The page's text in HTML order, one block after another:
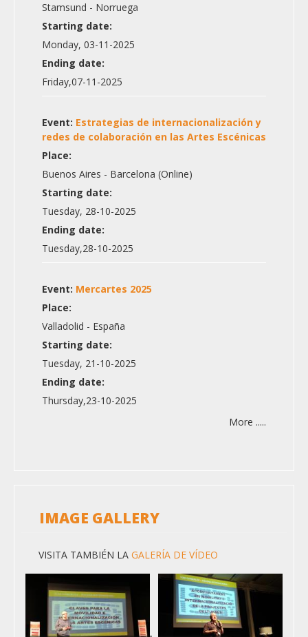
Stamsund - Norruega
Starting date:
Monday, 03-11-2025
Ending date:
Friday,07-11-2025
Event: Estrategias de internacionalización y
redes de colaboración en las Artes Escénicas
Place:
Buenos Aires - Barcelona (Online)
Starting date:
Tuesday, 28-10-2025
Ending date:
Tuesday,28-10-2025
Event: Mercartes 2025
Place:
Valladolid - España
Starting date:
Tuesday, 21-10-2025
Ending date:
Thursday,23-10-2025
More .....
IMAGE GALLERY
VISITA TAMBIÉN LA GALERÍA DE VÍDEO